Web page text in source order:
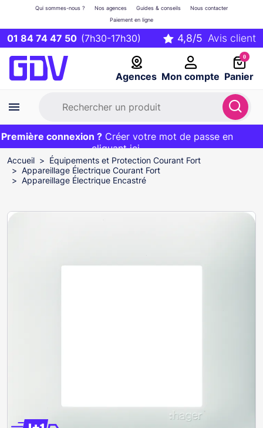
01 84 74 47 50 (7h30-17h30)
Agences Mon compte
Qui sommes-nous ? Nos agences Guides & conseils
Nous contacter
Paiement en ligne
0
Panier
Première commande ?20€ OFFERT sur votre panier
et livraison 24/48h gratuite avec le codeBIENVENUE
connexion ?Créer votre mot de passe en
cliquant ici
EXCLU WEB :
Accueil
Équipements et Protection Courant Fort
Appareillage Électrique Courant Fort
Appareillage Électrique Encastré